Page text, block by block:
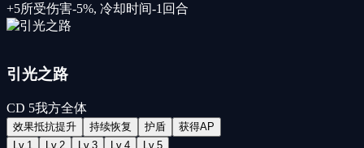
+5所受伤害-5%, 冷却时间-1回合
引光之路
CD 5我方全体
效果抵抗提升 持续恢复 护盾
获得AP
Lv. 1 Lv. 2 Lv. 3 Lv. 4 Lv. 5